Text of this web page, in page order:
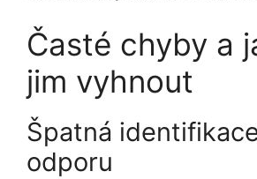
Časté chyby a
jim vyhnout
Špatná
odporu